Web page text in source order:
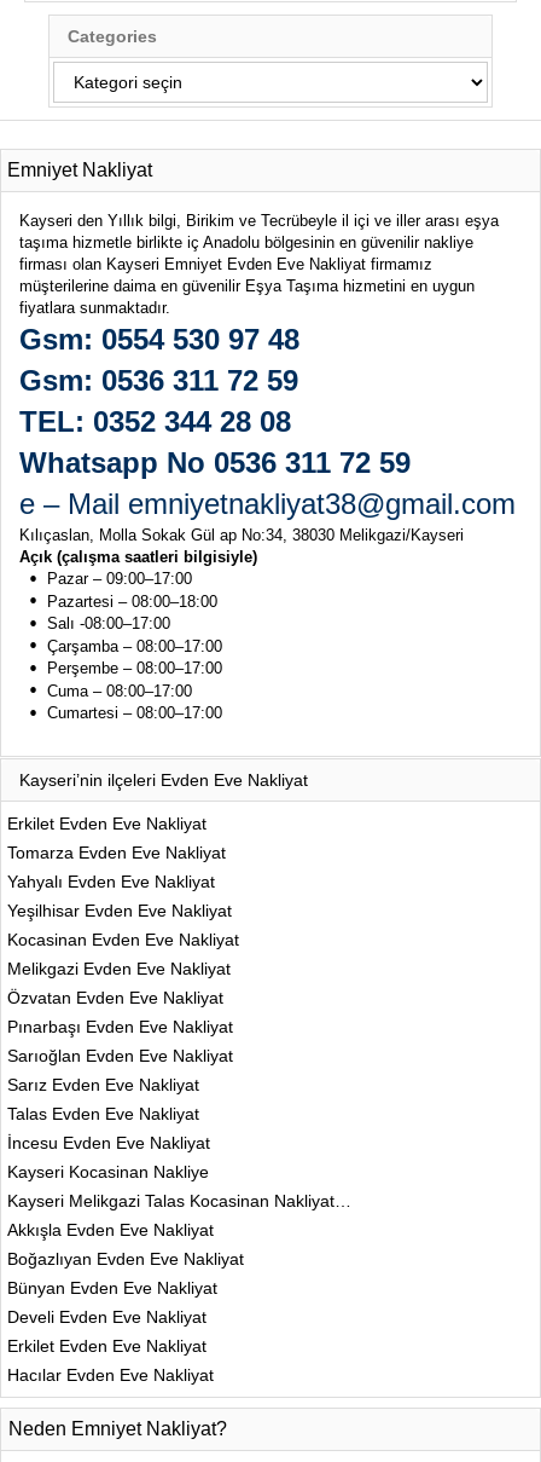
Categories
Emniyet Nakliyat
Kayseri den Yıllık bilgi, Birikim ve Tecrübeyle il içi ve iller arası eşya
taşıma hizmetle birlikte iç Anadolu bölgesinin en güvenilir nakliye
firması olan Kayseri Emniyet Evden Eve Nakliyat firmamız
müşterilerine daima en güvenilir Eşya Taşıma hizmetini en uygun
fiyatlara sunmaktadır.
Gsm: 0554 530 97 48
Gsm: 0536 311 72 59
TEL: 0352 344 28 08
Whatsapp No 0536 311 72 59
e – Mail emniyetnakliyat38@gmail.com
Kılıçaslan, Molla Sokak Gül ap No:34, 38030 Melikgazi/Kayseri
Açık (çalışma saatleri bilgisiyle)
Pazar – 09:00–17:00
Pazartesi – 08:00–18:00
Salı -08:00–17:00
Çarşamba – 08:00–17:00
Perşembe – 08:00–17:00
Cuma – 08:00–17:00
Cumartesi – 08:00–17:00
Kayseri’nin ilçeleri Evden Eve Nakliyat
Erkilet Evden Eve Nakliyat
Tomarza Evden Eve Nakliyat
Yahyalı Evden Eve Nakliyat
Yeşilhisar Evden Eve Nakliyat
Kocasinan Evden Eve Nakliyat
Melikgazi Evden Eve Nakliyat
Özvatan Evden Eve Nakliyat
Pınarbaşı Evden Eve Nakliyat
Sarıoğlan Evden Eve Nakliyat
Sarız Evden Eve Nakliyat
Talas Evden Eve Nakliyat
İncesu Evden Eve Nakliyat
Kayseri Kocasinan Nakliye
Kayseri Melikgazi Talas Kocasinan Nakliyat…
Akkışla Evden Eve Nakliyat
Boğazlıyan Evden Eve Nakliyat
Bünyan Evden Eve Nakliyat
Develi Evden Eve Nakliyat
Erkilet Evden Eve Nakliyat
Hacılar Evden Eve Nakliyat
Neden Emniyet Nakliyat?